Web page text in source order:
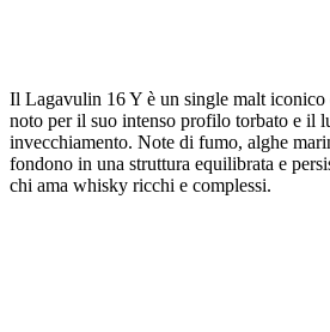
Il Lagavulin 16 Y è un single malt iconico
noto per il suo intenso profilo torbato e il
invecchiamento. Note di fumo, alghe
fondono in una struttura equilibrata e
chi ama whisky ricchi e complessi.